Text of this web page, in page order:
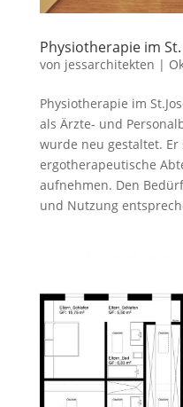
Physiotherapie im St.
von jessarchitekten |
Physiotherapie im
als Ärzte- und
wurde neu gestaltet.
ergotherapeutische
aufnehmen. Den
und Nutzung